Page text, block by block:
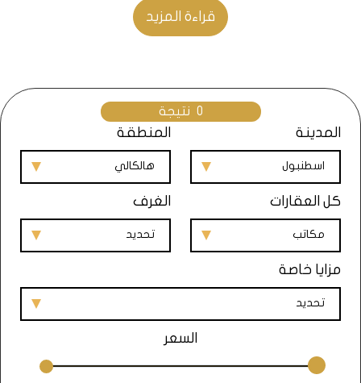
شكمجة، وهي منطقة مركزية في الجانب الأوروبي من
اسطنبول. تتمتع هالكالي بسهولة الوصول إلى الطرق السريعة
الجديدة، وهي مشروع ضخم سيغير خريطة النقل البحري في
تنوع العقارات:
من الشقق الفاخرة إلى الفيلات الواسعة، بأسعار معقولة
وخطط دفع مرنة. تتميز العقارات في هالكالي بتصاميم عصرية
ومرافق حديثة، مثل المسابح والنوادي الرياضية والحدائق
والملاعب. كما أنها توفر إطلالات رائعة على البحيرة أو المدينة
أو الغابة.
جودة الحياة:
تجمع بين الطبيعة والحداثة. تقدم هالكالي بيئة هادئة
ونظيفة، بعيدة عن الضجيج والازدحام. كما أنها تضم العديد من
الخدمات والمرافق الاجتماعية، مثل المدارس والمستشفيات
والمولات والمطاعم والمقاهي. سواء كنت تبحث عن الراحة أو
الترفيه أو التسوق أو التعليم، ستجد ما تحتاجه في هالكالي.
قراءة المزيد
0 نتيجة
المدينة
اسطنبول
المنطقة
هالكالي
كل العقارات
مكاتب
الغرف
تحديد
مزايا خاصة
تحديد
السعر